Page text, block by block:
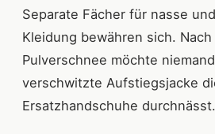
Separate Fächer für nasse
Kleidung bewähren sich.
Pulverschnee möchte
verschwitzte Aufstiegsjacke
Ersatzhandschuhe durchnässt.